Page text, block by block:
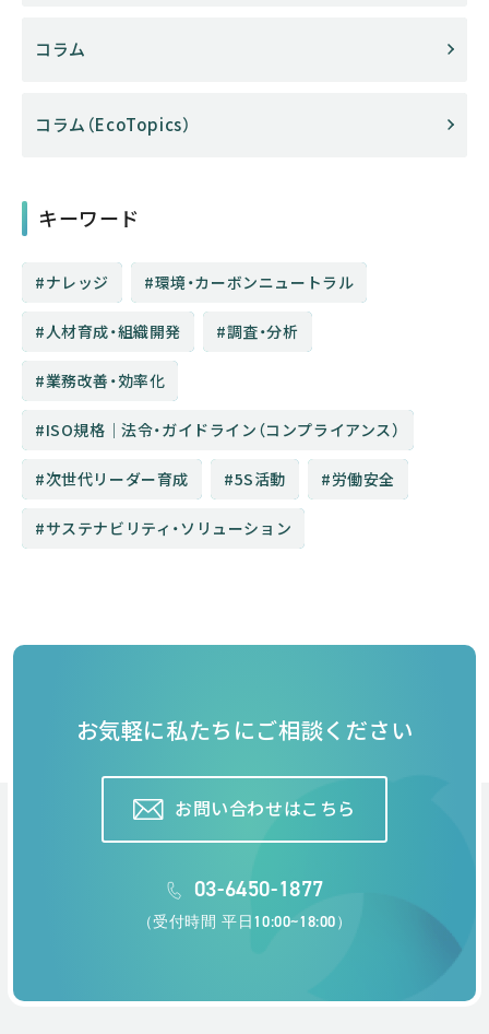
コラム
コラム（EcoTopics）
キーワード
ナレッジ 環境・カーボンニュートラル
人材育成・組織開発 調査・分析
業務改善・効率化
ISO規格│法令・ガイドライン（コンプライアンス）
次世代リーダー育成 5S活動 労働安全
サステナビリティ・ソリューション
お気軽に私たちにご相談ください
お問い合わせはこちら
03-6450-1877
（受付時間 平日10:00~18:00）